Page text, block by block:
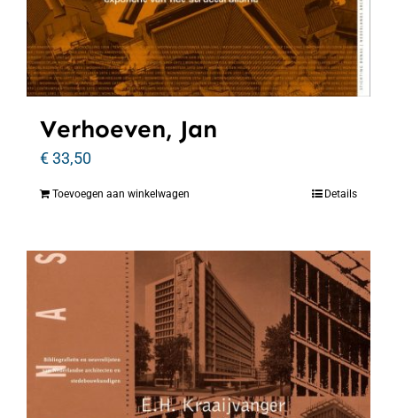
Verhoeven, Jan
€33,50
Toevoegen aan winkelwagen Details